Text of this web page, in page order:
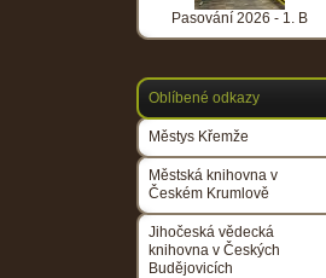
Pasování 2026 - 1. B
Oblíbené odkazy
Městys Křemže
Městská knihovna v
Českém Krumlově
Jihočeská vědecká
knihovna v Českých
Budějovicích